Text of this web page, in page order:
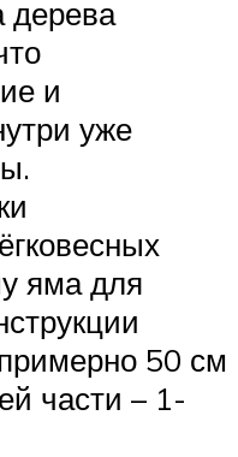
дерева
и
уже
яма для
50 см
части – 1-